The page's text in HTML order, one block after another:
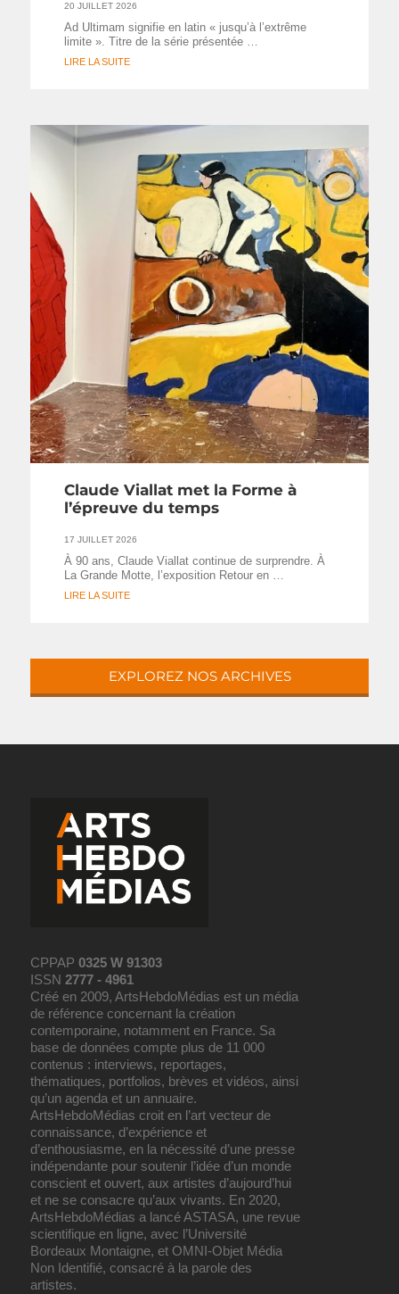
20 JUILLET 2026
Ad Ultimam signifie en latin « jusqu’à l’extrême
limite ». Titre de la série présentée …
LIRE LA SUITE
Claude Viallat met la Forme à
l’épreuve du temps
17 JUILLET 2026
À 90 ans, Claude Viallat continue de surprendre. À
La Grande Motte, l’exposition Retour en …
LIRE LA SUITE
EXPLOREZ NOS ARCHIVES
CPPAP0325 W 91303
ISSN2777 - 4961
Créé en 2009, ArtsHebdoMédias est un média
de référence concernant la création
contemporaine, notamment en France. Sa
base de données compte plus de 11 000
contenus : interviews, reportages,
thématiques, portfolios, brèves et vidéos, ainsi
qu’un agenda et un annuaire.
ArtsHebdoMédias croit en l’art vecteur de
connaissance, d’expérience et
d’enthousiasme, en la nécessité d’une presse
indépendante pour soutenir l’idée d’un monde
conscient et ouvert, aux artistes d’aujourd’hui
et ne se consacre qu’aux vivants. En 2020,
ArtsHebdoMédias a lancé ASTASA, une revue
scientifique en ligne, avec l’Université
Bordeaux Montaigne, et OMNI-Objet Média
Non Identifié, consacré à la parole des
artistes.